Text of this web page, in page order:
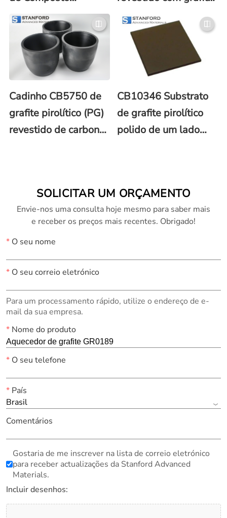
Moldado a Granel
(BMC)
pirolítico (PG)
BN5749
(Descontinuado)
Cadinho CB5750 de
grafite pirolítico (PG)
revestido de carbono
CB10346 Substrato
de grafite pirolítico
polido de um lado
SOLICITAR UM ORÇAMENTO
Envie-nos uma consulta hoje mesmo para saber mais
e receber os preços mais recentes. Obrigado!
*O seu nome
*O seu correio eletrónico
Para um processamento rápido, utilize o endereço de e-
mail da sua empresa.
*Nome do produto
*O seu telefone
*País
Brasil
Comentários
Gostaria de me inscrever na lista de correio eletrónico
para receber actualizações da Stanford Advanced
Materials.
Incluir desenhos: